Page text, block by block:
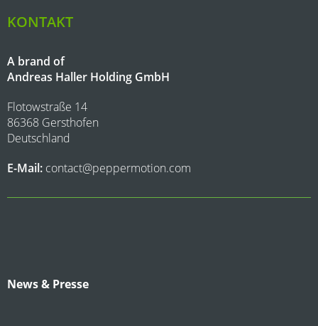
KONTAKT
A brand of
Andreas Haller Holding GmbH
Flotowstraße 14
86368 Gersthofen
Deutschland
E-Mail: contact@peppermotion.com
News & Presse